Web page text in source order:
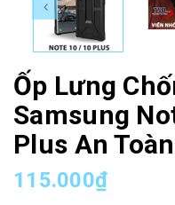
Ốp Lưng
Samsung
Plus An
115.000₫